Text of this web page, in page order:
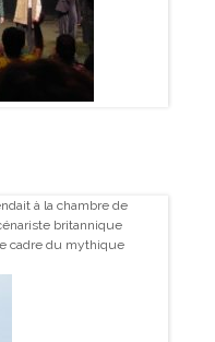
à la chambre de
britannique
cadre du mythique